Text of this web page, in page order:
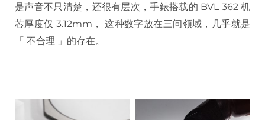
是声音不只清楚，还很有层次，手錶搭载的 BVL 362 机
芯厚度仅 3.12mm， 这种数字放在三问领域，几乎就是
「 不合理 」的存在。